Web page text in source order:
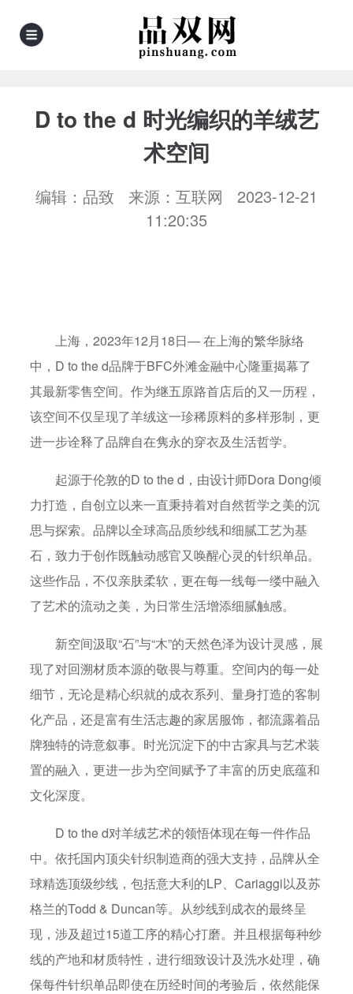
D to the d 时光编织的羊绒艺
术空间
编辑：品致 来源：互联网 2023-12-21
11:20:35
上海，2023年12月18日— 在上海的繁华脉络
中，D to the d品牌于BFC外滩金融中心隆重揭幕了
其最新零售空间。作为继五原路首店后的又一历程，
该空间不仅呈现了羊绒这一珍稀原料的多样形制，更
进一步诠释了品牌自在隽永的穿衣及生活哲学。
起源于伦敦的D to the d，由设计师Dora Dong倾
力打造，自创立以来一直秉持着对自然哲学之美的沉
思与探索。品牌以全球高品质纱线和细腻工艺为基
石，致力于创作既触动感官又唤醒心灵的针织单品。
这些作品，不仅亲肤柔软，更在每一线每一缕中融入
了艺术的流动之美，为日常生活增添细腻触感。
新空间汲取“石”与“木”的天然色泽为设计灵感，展
现了对回溯材质本源的敬畏与尊重。空间内的每一处
细节，无论是精心织就的成衣系列、量身打造的客制
化产品，还是富有生活志趣的家居服饰，都流露着品
牌独特的诗意叙事。时光沉淀下的中古家具与艺术装
置的融入，更进一步为空间赋予了丰富的历史底蕴和
文化深度。
D to the d对羊绒艺术的领悟体现在每一件作品
中。依托国内顶尖针织制造商的强大支持，品牌从全
球精选顶级纱线，包括意大利的LP、Cariaggi以及苏
格兰的Todd & Duncan等。从纱线到成衣的最终呈
现，涉及超过15道工序的精心打磨。并且根据每种纱
线的产地和材质特性，进行细致设计及洗水处理，确
保每件针织单品即使在历经时间的考验后，依然能保